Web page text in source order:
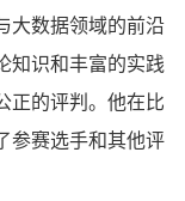
大数据领域的前沿
知识和丰富的实践
正的评判。他在比
参赛选手和其他评